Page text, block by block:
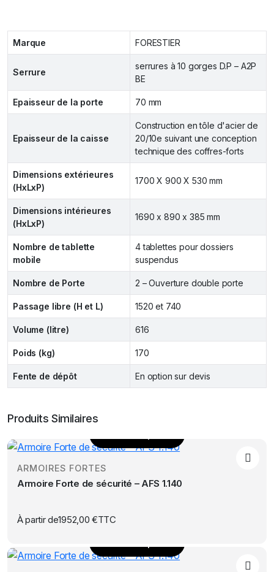
Marque FORESTIER
Serrure
serrures à 10 gorges D.P – A2P
BE
Epaisseur de la porte 70 mm
Epaisseur de la caisse
Construction en tôle d'acier de
20/10e suivant une conception
technique des coffres-forts
Dimensions extérieures
(HxLxP)
1700 X 900 X 530 mm
Dimensions intérieures
(HxLxP)
1690 x 890 x 385 mm
Nombre de tablette
mobile
4 tablettes pour dossiers
suspendus
Nombre de Porte 2 – Ouverture double porte
Passage libre (H et L) 1520 et 740
Volume (litre) 616
Poids (kg) 170
Fente de dépôt En option sur devis
Produits Similaires
Ce
produit
a
plusieurs
Les
peuvent
être
ARMOIRES FORTES
Armoire Forte de sécurité – AFS 1.140
À partir de1952,00 €TTC
Ce
produit